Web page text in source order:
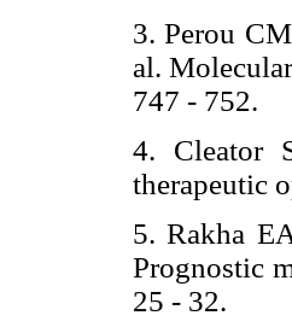
3. Perou
al.
747 -
4. Cleator
5. Rakha
Prognostic
25 - 32.